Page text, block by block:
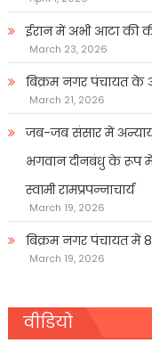
ईरान में अभी आटा की
March 23, 2026
बिक्रम नगर पंचायत के
March 21, 2026
जब-जब संसार में
भगवान दीनबंधु के रूप में
स्वामी रामप्रपन्नाचार्य
March 19, 2026
बिक्रम नगर पंचायत में
March 19, 2026
वीडियो